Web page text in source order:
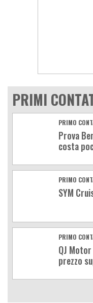
PRIMI
PRIMO
Prova
costa
PRIMO
SYM
PRIMO
QJ
prezzo